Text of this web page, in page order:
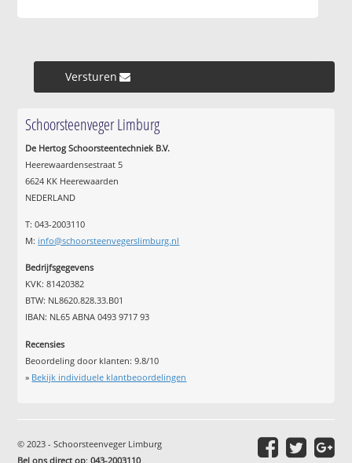
Versturen »
Schoorsteenveger Limburg
De Hertog Schoorsteentechniek B.V.
Heerewaardensestraat 5
6624 KK Heerewaarden
NEDERLAND
T: 043-2003110
M: info@schoorsteenvegerslimburg.nl
Bedrijfsgegevens
KVK: 81420382
BTW: NL8620.828.33.B01
IBAN: NL65 ABNA 0493 9717 93
Recensies
Beoordeling door klanten:9.8/10
» Bekijk individuele klantbeoordelingen
© 2023 - Schoorsteenveger Limburg
Bel ons direct op:043-2003110